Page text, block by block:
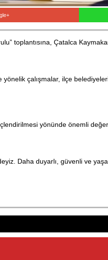
toplantısına, Çatalca
çalışmalar, ilçe
yönünde önemli
Daha duyarlı, güvenli ve